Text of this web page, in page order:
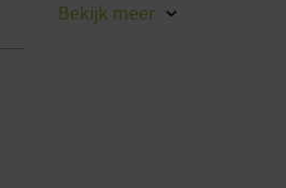
Gemeten geluidsdrukniveau
Bekijk meer